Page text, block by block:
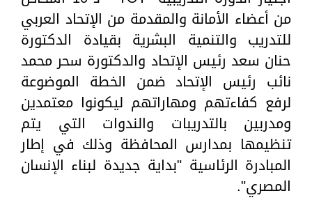
من أعضاء الأمانة والمقدمة من الإتحاد العربي
للتدريب والتنمية البشرية بقيادة الدكتورة
حنان سعد رئيس الإتحاد والدكتورة سحر محمد
نائب رئيس الإتحاد ضمن الخطة الموضوعة
لرفع كفاءتهم ومهاراتهم ليكونوا معتمدين
ومدربين بالتدريبات والندوات التي يتم
تنظيمها بمدارس المحافظة وذلك في إطار
المبادرة الرئاسية "بداية جديدة لبناء الإنسان
المصري".